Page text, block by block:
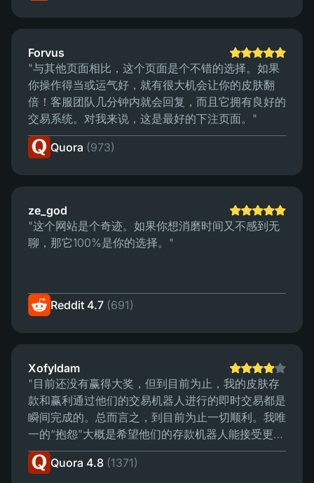
Forvus
"与其他页面相比，这个页面是个不错的选择。如果
你操作得当或运气好，就有很大机会让你的皮肤翻
倍！客服团队几分钟内就会回复，而且它拥有良好的
交易系统。对我来说，这是最好的下注页面。"
Quora (973)
ze_god
"这个网站是个奇迹。如果你想消磨时间又不感到无
聊，那它100%是你的选择。"
Reddit 4.7 (691)
Xofyldam
"目前还没有赢得大奖，但到目前为止，我的皮肤存
款和赢利通过他们的交易机器人进行的即时交易都是
瞬间完成的。总而言之，到目前为止一切顺利。我唯
一的“抱怨”大概是希望他们的存款机器人能接受更多
种类的皮肤存款。 4/5 - 希望这个网站能保持目前看
来这样可靠。"
Quora 4.8 (1371)